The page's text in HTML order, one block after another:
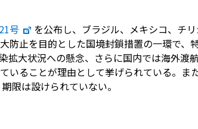
号
を公布し、ブラジル、メキシコ、チ
防止を目的とした国境封鎖措置の一環で、
拡大状況への懸念、さらに国内では海外渡
いることが理由として挙げられている。ま
限は設けられていない。